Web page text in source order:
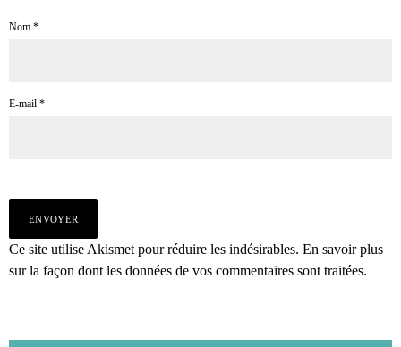
Nom *
E-mail *
Ce site utilise Akismet pour réduire les indésirables. En savoir plus
sur la façon dont les données de vos commentaires sont traitées.